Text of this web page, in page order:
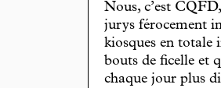
Nous, c’est
jurys férocement
kiosques en totale
bouts de ficelle et
chaque jour plus